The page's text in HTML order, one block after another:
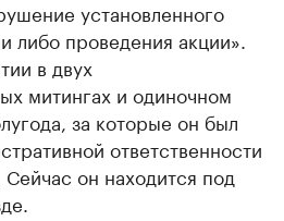
установленного
либо проведения акции».
в двух
митингах и одиночном
за которые он был
ответственности
он находится под